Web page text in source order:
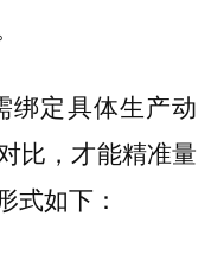
绑定具体生产动
比，才能精准量
式如下：